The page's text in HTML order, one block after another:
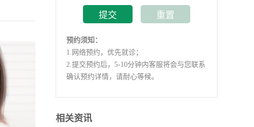
预约须知：
1. 网络预约，优先就诊；
2.提交预约后，5-10分钟内客服将会与您联系
确认预约详情，请耐心等候。
相关资讯